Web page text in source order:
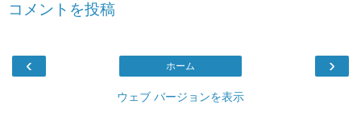
コメントを投稿
‹ ›
ホーム
ウェブ バージョンを表示